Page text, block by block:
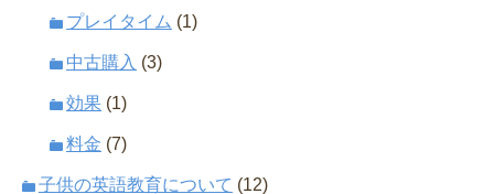
プレイタイム (1)
中古購入 (3)
効果 (1)
料金 (7)
子供の英語教育について (12)